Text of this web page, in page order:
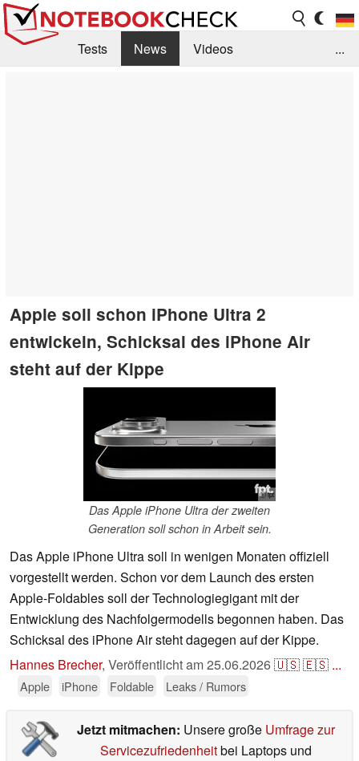
Tests News
Videos
...
Apple soll schon iPhone Ultra 2
entwickeln, Schicksal des iPhone Air
steht auf der Kippe
ⓘ fpt
Das Apple iPhone Ultra der zweiten
Generation soll schon in Arbeit sein.
Das Apple iPhone Ultra soll in wenigen Monaten offiziell
vorgestellt werden. Schon vor dem Launch des ersten
Apple-Foldables soll der Technologiegigant mit der
Entwicklung des Nachfolgermodells begonnen haben. Das
Schicksal des iPhone Air steht dagegen auf der Kippe.
Hannes Brecher, Veröffentlicht am25.06.2026🇺🇸🇪🇸 ...
Apple iPhone Foldable Leaks / Rumors
Jetzt mitmachen: Unsere große Umfrage zur
Servicezufriedenheitbei Laptops und